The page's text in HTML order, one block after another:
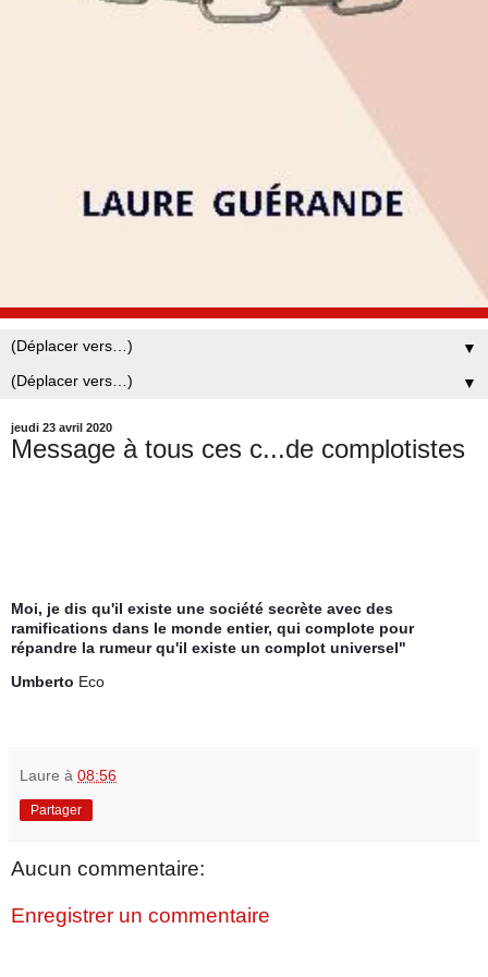
▼
▼
jeudi 23 avril 2020
Message à tous ces c...de complotistes
Moi, je dis qu'il existe une société secrète avec des
ramifications dans le monde entier, qui complote pour
répandre la rumeur qu'il existe un complot universel"
Umberto Eco
Laure à 08:56
Partager
Aucun commentaire:
Enregistrer un commentaire